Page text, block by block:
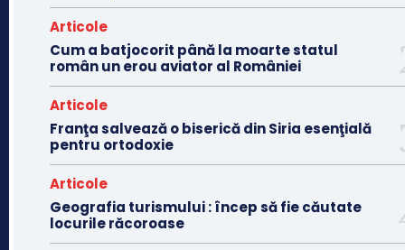
Articole
Cum a batjocorit până la moarte statul
român un erou aviator al României
Articole
Franţa salvează o biserică din Siria esenţială
pentru ortodoxie
Articole
Geografia turismului : încep să fie căutate
locurile răcoroase